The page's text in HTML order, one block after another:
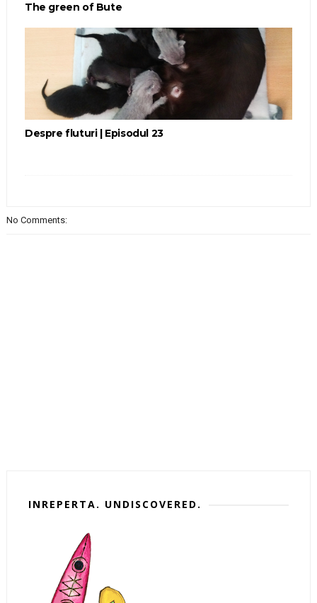
The green of Bute
Despre fluturi | Episodul 23
No Comments:
INREPERTA. UNDISCOVERED.